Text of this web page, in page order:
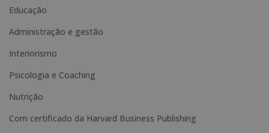
r
n
i
v
e
Educação
Administração e gestão
Interiorismo
Psicologia e Coaching
Nutrição
Com certificado da Harvard Business Publishing